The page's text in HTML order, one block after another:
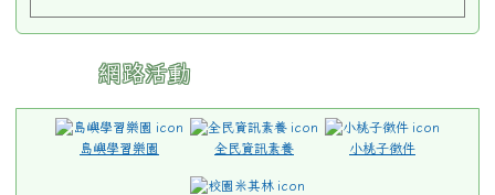
網路活動
島嶼學習樂園 全民資訊素養 小桃子徵件